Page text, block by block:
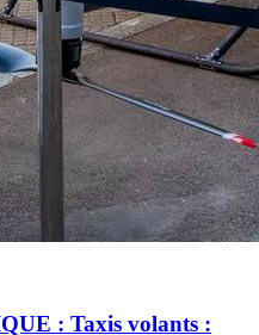
: Taxis volants :